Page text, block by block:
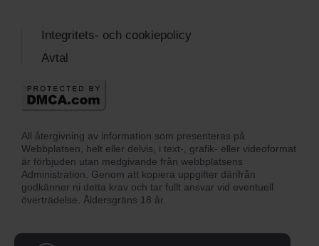
All återgivning av information som presenteras på
Webbplatsen, helt eller delvis, i text-, grafik- eller videoformat
är förbjuden utan medgivande från webbplatsens
Administration. Genom att kopiera uppgifter därifrån
godkänner ni detta krav och tar fullt ansvar vid eventuell
överträdelse. Åldersgräns 18 år.
Integritets- och cookiepolicy
Avtal